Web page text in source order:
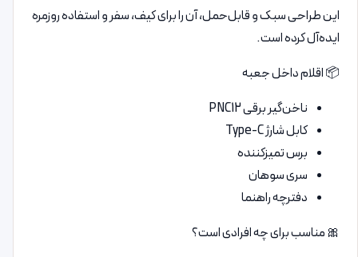
این طراحی سبک و قابل‌حمل، آن را برای کیف، سفر و استفاده روزمره
ایده‌آل کرده است.
📦 اقلام داخل جعبه
ناخن‌گیر برقی PNC12
کابل شارژ Type-C
برس تمیزکننده
سری سوهان
دفترچه راهنما
🎀 مناسب برای چه افرادی است؟